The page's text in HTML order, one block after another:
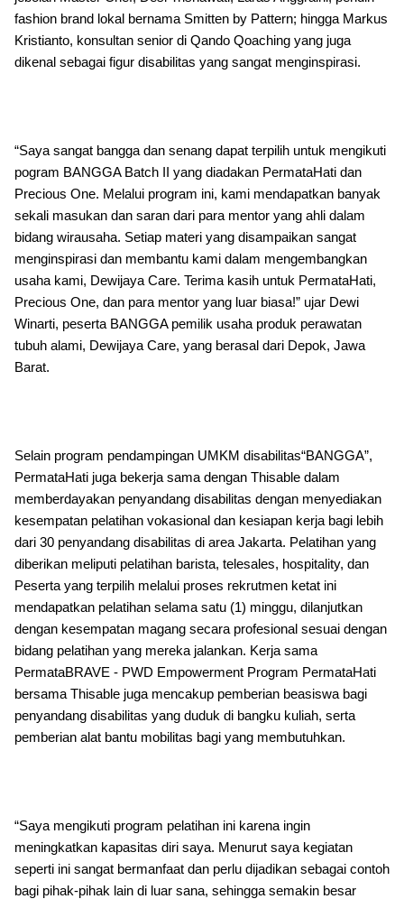
fashion brand lokal bernama Smitten by Pattern; hingga Markus
Kristianto, konsultan senior di Qando Qoaching yang juga
dikenal sebagai figur disabilitas yang sangat menginspirasi.
“Saya sangat bangga dan senang dapat terpilih untuk mengikuti
pogram BANGGA Batch II yang diadakan PermataHati dan
Precious One. Melalui program ini, kami mendapatkan banyak
sekali masukan dan saran dari para mentor yang ahli dalam
bidang wirausaha. Setiap materi yang disampaikan sangat
menginspirasi dan membantu kami dalam mengembangkan
usaha kami, Dewijaya Care. Terima kasih untuk PermataHati,
Precious One, dan para mentor yang luar biasa!” ujar Dewi
Winarti, peserta BANGGA pemilik usaha produk perawatan
tubuh alami, Dewijaya Care, yang berasal dari Depok, Jawa
Barat.
Selain program pendampingan UMKM disabilitas“BANGGA”,
PermataHati juga bekerja sama dengan Thisable dalam
memberdayakan penyandang disabilitas dengan menyediakan
kesempatan pelatihan vokasional dan kesiapan kerja bagi lebih
dari 30 penyandang disabilitas di area Jakarta. Pelatihan yang
diberikan meliputi pelatihan barista, telesales, hospitality, dan
Peserta yang terpilih melalui proses rekrutmen ketat ini
mendapatkan pelatihan selama satu (1) minggu, dilanjutkan
dengan kesempatan magang secara profesional sesuai dengan
bidang pelatihan yang mereka jalankan. Kerja sama
PermataBRAVE - PWD Empowerment Program PermataHati
bersama Thisable juga mencakup pemberian beasiswa bagi
penyandang disabilitas yang duduk di bangku kuliah, serta
pemberian alat bantu mobilitas bagi yang membutuhkan.
“Saya mengikuti program pelatihan ini karena ingin
meningkatkan kapasitas diri saya. Menurut saya kegiatan
seperti ini sangat bermanfaat dan perlu dijadikan sebagai contoh
bagi pihak-pihak lain di luar sana, sehingga semakin besar